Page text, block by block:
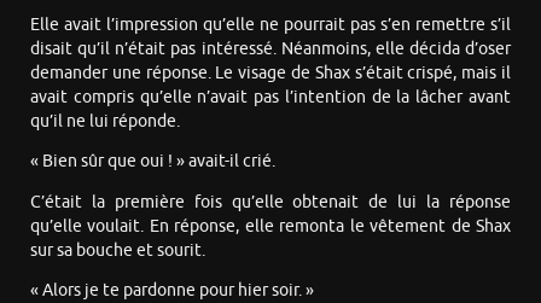
Elle avait l’impression qu’elle ne pourrait pas s’en remettre s’il
disait qu’il n’était pas intéressé. Néanmoins, elle décida d’oser
demander une réponse. Le visage de Shax s’était crispé, mais il
avait compris qu’elle n’avait pas l’intention de la lâcher avant
qu’il ne lui réponde.
« Bien sûr que oui ! » avait-il crié.
C’était la première fois qu’elle obtenait de lui la réponse
qu’elle voulait. En réponse, elle remonta le vêtement de Shax
sur sa bouche et sourit.
« Alors je te pardonne pour hier soir. »